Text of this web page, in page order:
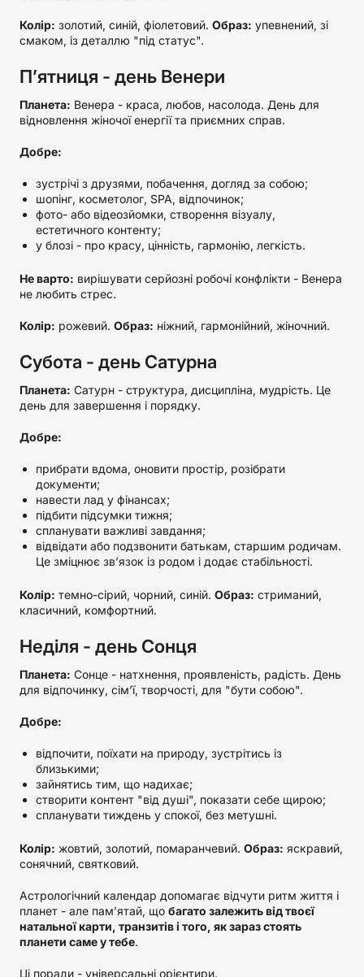
Колір: золотий, синій, фіолетовий. Образ: упевнений, зі
смаком, із деталлю "під статус".
П’ятниця - день Венери
Планета: Венера - краса, любов, насолода. День для
відновлення жіночої енергії та приємних справ.
Добре:
зустрічі з друзями, побачення, догляд за собою;
шопінг, косметолог, SPA, відпочинок;
фото- або відеозйомки, створення візуалу,
естетичного контенту;
у блозі - про красу, цінність, гармонію, легкість.
Не варто: вирішувати серйозні робочі конфлікти - Венера
не любить стрес.
Колір: рожевий. Образ: ніжний, гармонійний, жіночний.
Субота - день Сатурна
Планета: Сатурн - структура, дисципліна, мудрість. Це
день для завершення і порядку.
Добре:
прибрати вдома, оновити простір, розібрати
документи;
навести лад у фінансах;
підбити підсумки тижня;
спланувати важливі завдання;
відвідати або подзвонити батькам, старшим родичам.
Це зміцнює зв’язок із родом і додає стабільності.
Колір: темно-сірий, чорний, синій. Образ: стриманий,
класичний, комфортний.
Неділя - день Сонця
Планета: Сонце - натхнення, проявленість, радість. День
для відпочинку, сім’ї, творчості, для "бути собою".
Добре:
відпочити, поїхати на природу, зустрітись із
близькими;
зайнятись тим, що надихає;
створити контент "від душі", показати себе щирою;
спланувати тиждень у спокої, без метушні.
Колір: жовтий, золотий, помаранчевий. Образ: яскравий,
сонячний, святковий.
Астрологічний календар допомагає відчути ритм життя і
планет - але пам’ятай, що багато залежить від твоєї
натальної карти, транзитів і того, як зараз стоять
планети саме у тебе.
Ці поради - універсальні орієнтири.